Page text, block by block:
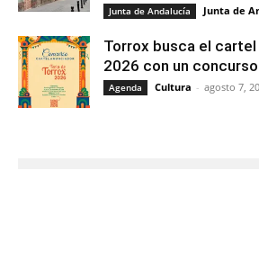
Junta de Andalucía Junta de
Torrox busca el
2026 con un concurso
Agenda Cultura - agosto 7,